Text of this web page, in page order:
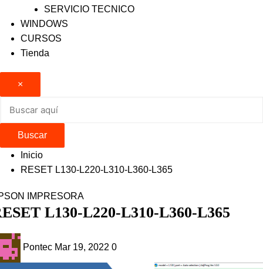
SERVICIO TECNICO
WINDOWS
CURSOS
Tienda
×
Buscar
Inicio
RESET L130-L220-L310-L360-L365
IMPRESORA
L130-L220-L310-L360-L365
Pontec Mar 19, 2022 0